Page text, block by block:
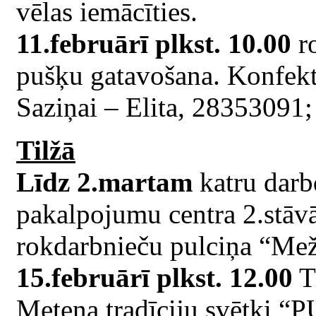
vēlas iemācīties.
11.februārī plkst. 10.00
pušķu gatavošana.
Saziņai – Elita,
Tilžā
Līdz 2.martam katru
pakalpojumu centra
rokdarbnieču pulciņa
15.februārī plkst. 12.00
Meteņa tradīciju svētki